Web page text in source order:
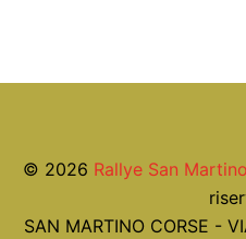
© 2026 Rallye San
SAN MARTINO CORSE -